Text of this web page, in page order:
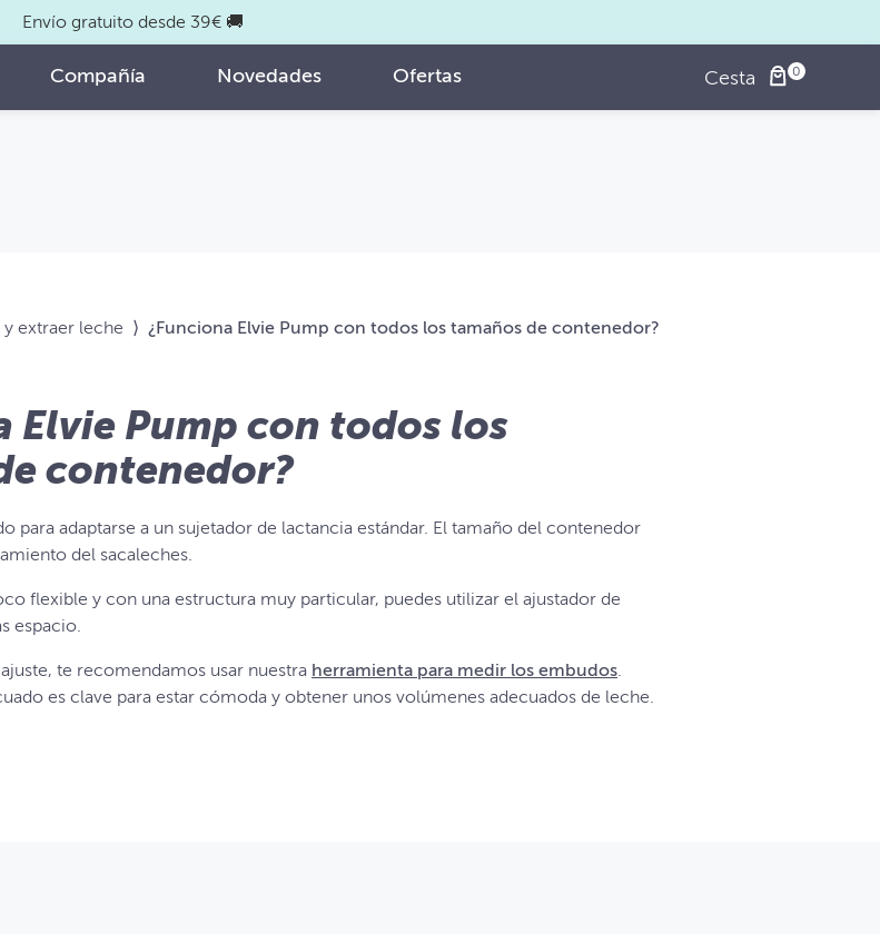
Envío gratuito desde 39€ 🚚
Compañía Novedades Ofertas Cesta
extraer leche ⟩ ¿Funciona Elvie Pump con todos los tamaños de contenedor?
Elvie Pump con todos los
contenedor?
para adaptarse a un sujetador de lactancia estándar. El tamaño del contenedor
del sacaleches.
flexible y con una estructura muy particular, puedes utilizar el ajustador de
espacio.
te recomendamos usar nuestra herramienta para medir los embudos.
es clave para estar cómoda y obtener unos volúmenes adecuados de leche.